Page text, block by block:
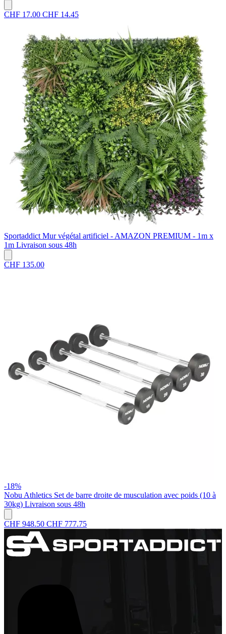
CHF 17.00 CHF 14.45
Sportaddict Mur végétal artificiel - AMAZON PREMIUM - 1m x
1m Livraison sous 48h
CHF 135.00
-18%
Nobu Athletics Set de barre droite de musculation avec poids (10 à
30kg) Livraison sous 48h
CHF 948.50 CHF 777.75